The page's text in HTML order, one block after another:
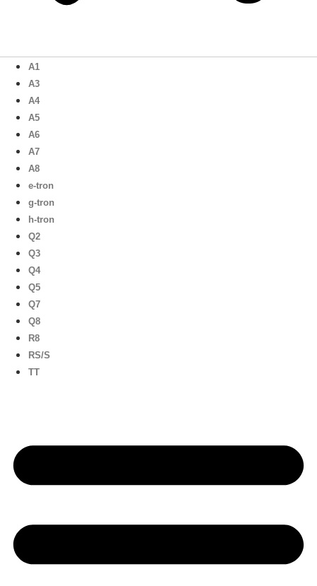
A1
A3
A4
A5
A6
A7
A8
e-tron
g-tron
h-tron
Q2
Q3
Q4
Q5
Q7
Q8
R8
RS/S
TT